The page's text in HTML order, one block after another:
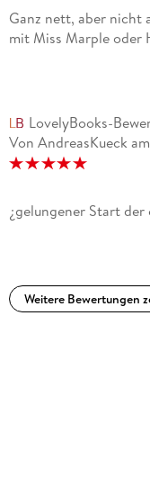
Ganz nett, aber nicht
mit Miss Marple oder
LovelyBooks-
Von AndreasKueck am
¿gelungener Start der
Weitere Bewertungen